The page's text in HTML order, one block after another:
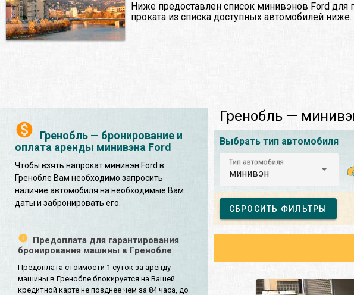
Ниже предоставлен список минивэнов Ford
проката из списка доступных автомобилей ниже.
Гренобль — бронирование и
оплата аренды минивэна Ford
Чтобы взять напрокат минивэн Ford в
Гренобле Вам необходимо запросить
наличие автомобиля на необходимые Вам
даты и забронировать его.
Предоплата для гарантирования
бронирования машины в Гренобле
Предоплата стоимости 1 суток за аренду
машины в Гренобле блокируется на Вашей
кредитной карте не позднее чем за 84 часа, до
Гренобль —
Выбрать тип автомобиля
Тип автомобиля
минивэн
СБРОСИТЬ ФИЛЬТРЫ